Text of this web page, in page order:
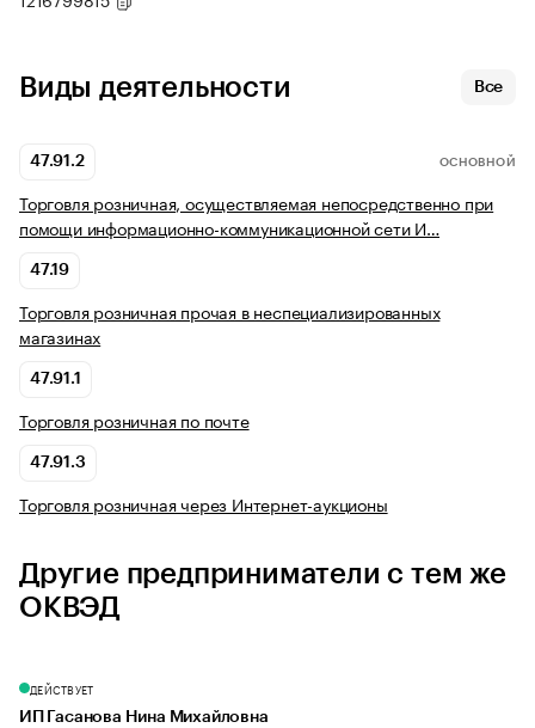
Виды деятельности Все
47.91.2 ОСНОВНОЙ
Торговля розничная, осуществляемая непосредственно при
помощи информационно-коммуникационной сети И…
47.19
Торговля розничная прочая в неспециализированных
магазинах
47.91.1
Торговля розничная по почте
47.91.3
Торговля розничная через Интернет-аукционы
Другие предприниматели с тем же
ОКВЭД
ДЕЙСТВУЕТ
ИП Гасанова Нина Михайловна